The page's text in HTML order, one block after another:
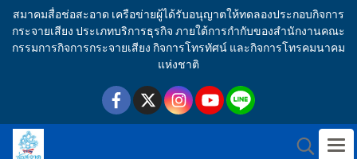
สมาคมสื่อช่อสะอาด เครือข่ายผู้ได้รับอนุญาตให้ทดลองประกอบกิจการ
กระจายเสียง ประเภทบริการธุรกิจ ภายใต้การกำกับของสำนักงานคณะ
กรรมการกิจการกระจายเสียง กิจการโทรทัศน์ และกิจการโทรคมนาคม
แห่งชาติ